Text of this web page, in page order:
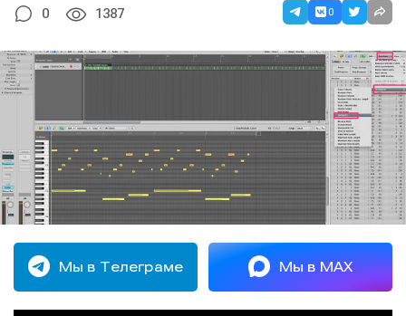
0 1387 0
Мы в Телеграме Мы в MAX